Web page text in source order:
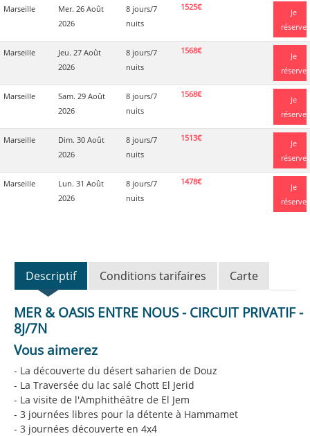
Marseille
Mer. 26 Août
2026
8 jours/7
nuits
1525€
Je
réserve
Marseille
Jeu. 27 Août
2026
8 jours/7
nuits
1568€
Je
réserve
Marseille
Sam. 29 Août
2026
8 jours/7
nuits
1568€
Je
réserve
Marseille
Dim. 30 Août
2026
8 jours/7
nuits
1513€
Je
réserve
Marseille
Lun. 31 Août
2026
8 jours/7
nuits
1478€
Je
réserve
Descriptif Conditions tarifaires Carte
MER & OASIS ENTRE NOUS - CIRCUIT PRIVATIF -
8J/7N
Vous aimerez
- La découverte du désert saharien de Douz
- La Traversée du lac salé Chott El Jerid
- La visite de l'Amphithéâtre de El Jem
- 3 journées libres pour la détente à Hammamet
- 3 journées découverte en 4x4